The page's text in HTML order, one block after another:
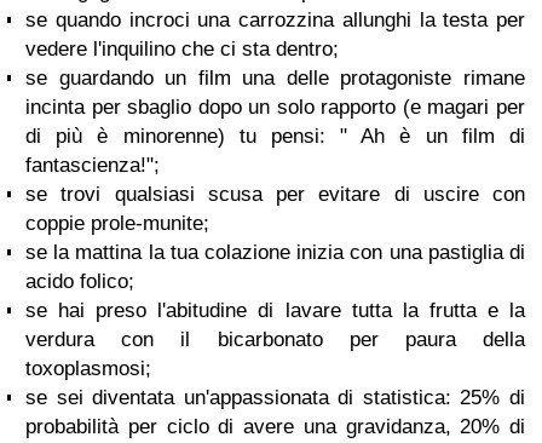
se quando incroci una carrozzina allunghi la testa per
vedere l'inquilino che ci sta dentro;
se guardando un film una delle protagoniste rimane
incinta per sbaglio dopo un solo rapporto (e magari per
di più è minorenne) tu pensi: " Ah è un film di
fantascienza!";
se trovi qualsiasi scusa per evitare di uscire con
coppie prole-munite;
se la mattina la tua colazione inizia con una pastiglia di
acido folico;
se hai preso l'abitudine di lavare tutta la frutta e la
verdura con il bicarbonato per paura della
toxoplasmosi;
se sei diventata un'appassionata di statistica: 25% di
probabilità per ciclo di avere una gravidanza, 20% di